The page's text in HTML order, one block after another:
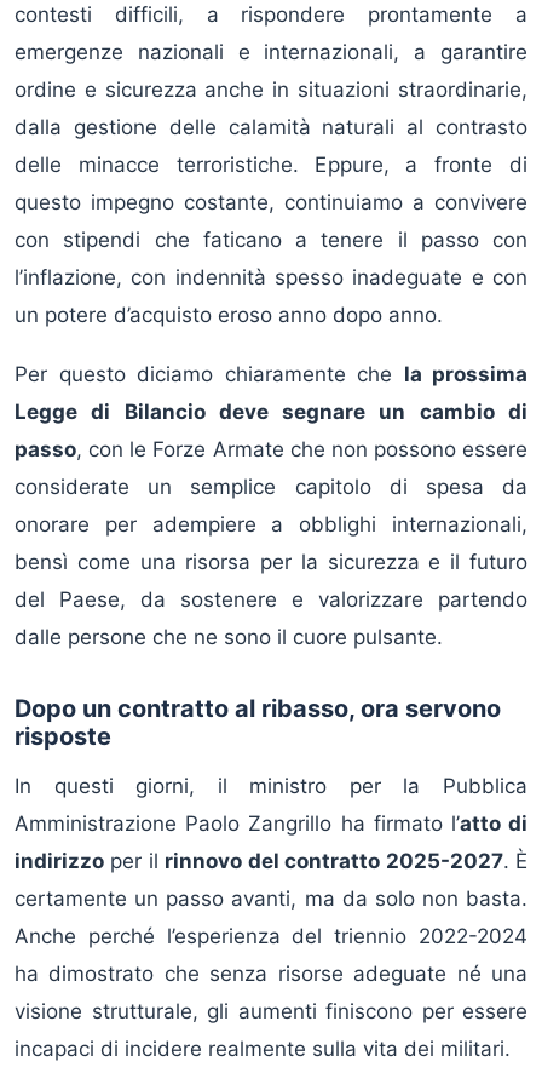
contesti difficili, a rispondere prontamente a
emergenze nazionali e internazionali, a garantire
ordine e sicurezza anche in situazioni straordinarie,
dalla gestione delle calamità naturali al contrasto
delle minacce terroristiche. Eppure, a fronte di
questo impegno costante, continuiamo a convivere
con stipendi che faticano a tenere il passo con
l’inflazione, con indennità spesso inadeguate e con
un potere d’acquisto eroso anno dopo anno.
Per questo diciamo chiaramente che la prossima
Legge di Bilancio deve segnare un cambio di
passo, con le Forze Armate che non possono essere
considerate un semplice capitolo di spesa da
onorare per adempiere a obblighi internazionali,
bensì come una risorsa per la sicurezza e il futuro
del Paese, da sostenere e valorizzare partendo
dalle persone che ne sono il cuore pulsante.
Dopo un contratto al ribasso, ora servono
risposte
In questi giorni, il ministro per la Pubblica
Amministrazione Paolo Zangrillo ha firmato l’atto di
indirizzo per il rinnovo del contratto 2025-2027. È
certamente un passo avanti, ma da solo non basta.
Anche perché l’esperienza del triennio 2022-2024
ha dimostrato che senza risorse adeguate né una
visione strutturale, gli aumenti finiscono per essere
incapaci di incidere realmente sulla vita dei militari.